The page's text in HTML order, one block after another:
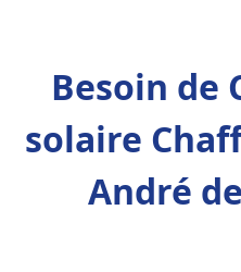
Besoin de
solaire
André